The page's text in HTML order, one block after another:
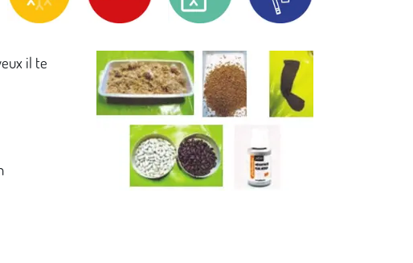
il te